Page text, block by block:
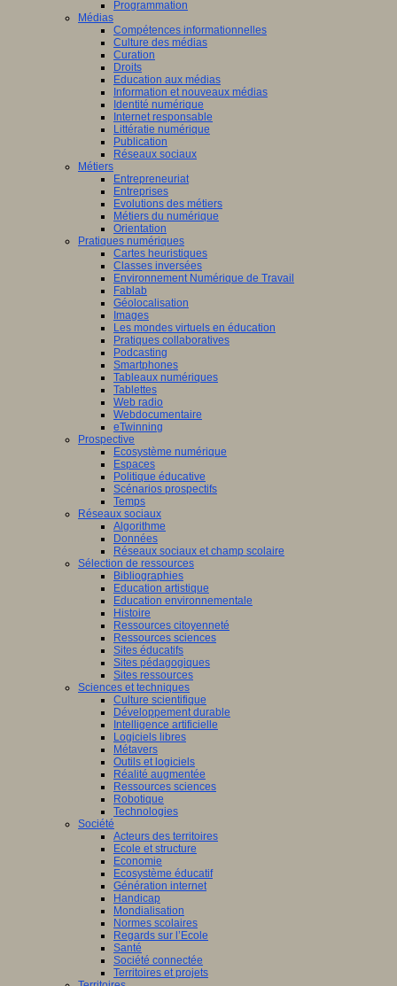
Programmation
Médias
Compétences informationnelles
Culture des médias
Curation
Droits
Education aux médias
Information et nouveaux médias
Identité numérique
Internet responsable
Littératie numérique
Publication
Réseaux sociaux
Métiers
Entrepreneuriat
Entreprises
Evolutions des métiers
Métiers du numérique
Orientation
Pratiques numériques
Cartes heuristiques
Classes inversées
Environnement Numérique de Travail
Fablab
Géolocalisation
Images
Les mondes virtuels en éducation
Pratiques collaboratives
Podcasting
Smartphones
Tableaux numériques
Tablettes
Web radio
Webdocumentaire
eTwinning
Prospective
Ecosystème numérique
Espaces
Politique éducative
Scénarios prospectifs
Temps
Réseaux sociaux
Algorithme
Données
Réseaux sociaux et champ scolaire
Sélection de ressources
Bibliographies
Education artistique
Education environnementale
Histoire
Ressources citoyenneté
Ressources sciences
Sites éducatifs
Sites pédagogiques
Sites ressources
Sciences et techniques
Culture scientifique
Développement durable
Intelligence artificielle
Logiciels libres
Métavers
Outils et logiciels
Réalité augmentée
Ressources sciences
Robotique
Technologies
Société
Acteurs des territoires
Ecole et structure
Economie
Ecosystème éducatif
Génération internet
Handicap
Mondialisation
Normes scolaires
Regards sur l’Ecole
Santé
Société connectée
Territoires et projets